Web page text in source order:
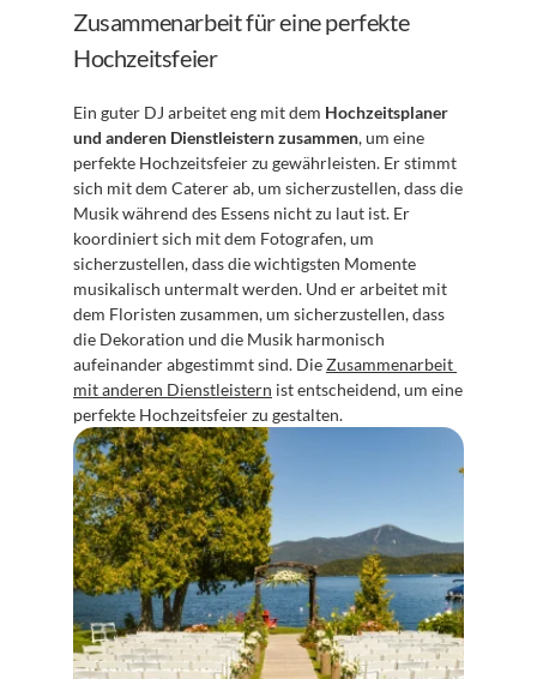
Zusammenarbeit für eine perfekte
Hochzeitsfeier
Ein guter DJ arbeitet eng mit dem Hochzeitsplaner
und anderen Dienstleistern zusammen, um eine
perfekte Hochzeitsfeier zu gewährleisten. Er stimmt
sich mit dem Caterer ab, um sicherzustellen, dass die
Musik während des Essens nicht zu laut ist. Er
koordiniert sich mit dem Fotografen, um
sicherzustellen, dass die wichtigsten Momente
musikalisch untermalt werden. Und er arbeitet mit
dem Floristen zusammen, um sicherzustellen, dass
die Dekoration und die Musik harmonisch
aufeinander abgestimmt sind. Die Zusammenarbeit
mit anderen Dienstleistern ist entscheidend, um eine
perfekte Hochzeitsfeier zu gestalten.